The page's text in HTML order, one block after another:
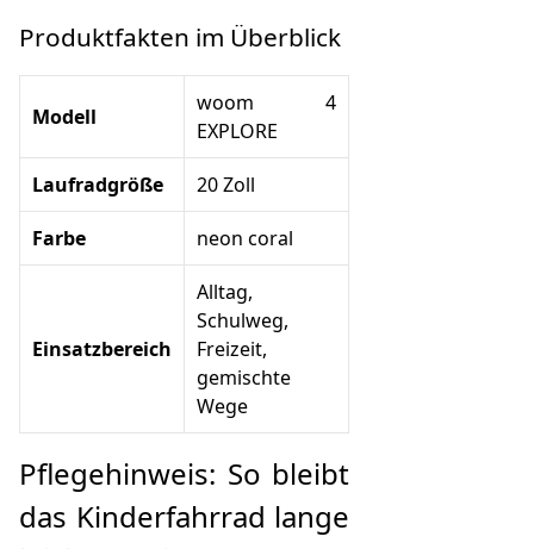
Produktfakten im Überblick
Modell
woom 4
EXPLORE
Laufradgröße 20 Zoll
Farbe neon coral
Einsatzbereich
Alltag,
Schulweg,
Freizeit,
gemischte
Wege
Pflegehinweis: So bleibt
das Kinderfahrrad lange